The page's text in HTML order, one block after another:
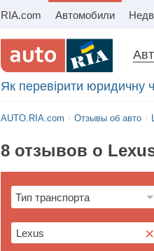
RIA.com Автомобили
Як перевірити юридичну
AUTO.RIA.com Отзывы об авто
8 отзывов о
×